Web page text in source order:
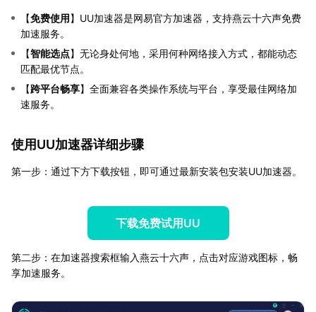
【免费使用】UU加速器是网易官方加速器，支持燕云十六声免费
加速服务。
【智能选点】无论身处何地，采用何种网络接入方式，都能动态
匹配最优节点。
【跨平台畅享】全面兼容各类操作系统与平台，享受最佳网络加
速服务。
使用UU加速器详细步骤
第一步：通过下方下载按钮，即可通过最新安装包安装UU加速器。
下载免费试用UU
第二步：在加速器搜索框输入燕云十六声，点击对应游戏图标，畅
享加速服务。